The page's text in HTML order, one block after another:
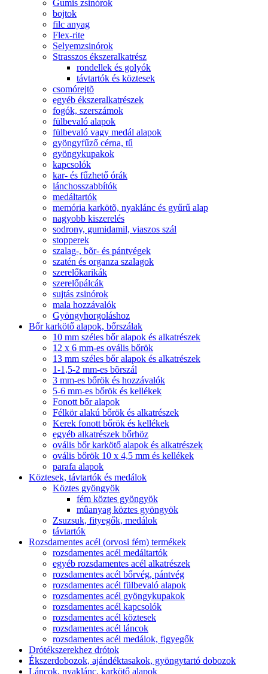
Gumis zsinórok
bojtok
filc anyag
Flex-rite
Selyemzsinórok
Strasszos ékszeralkatrész
rondellek és golyók
távtartók és köztesek
csomórejtõ
egyéb ékszeralkatrészek
fogók, szerszámok
fülbevaló alapok
fülbevaló vagy medál alapok
gyöngyfűző cérna, tű
gyöngykupakok
kapcsolók
kar- és fűzhető órák
lánchosszabbítók
medáltartók
memória karkötõ, nyaklánc és gyűrű alap
nagyobb kiszerelés
sodrony, gumidamil, viaszos szál
stopperek
szalag-, bõr- és pántvégek
szatén és organza szalagok
szerelőkarikák
szerelőpálcák
sujtás zsinórok
mala hozzávalók
Gyöngyhorgoláshoz
Bőr karkötő alapok, bőrszálak
10 mm széles bőr alapok és alkatrészek
12 x 6 mm-es ovális bőrök
13 mm széles bőr alapok és alkatrészek
1-1,5-2 mm-es bõrszál
3 mm-es bőrök és hozzávalók
5-6 mm-es bőrök és kellékek
Fonott bőr alapok
Félkör alakú bőrök és alkatrészek
Kerek fonott bőrök és kellékek
egyéb alkatrészek bőrhöz
ovális bőr karkötő alapok és alkatrészek
ovális bőrök 10 x 4,5 mm és kellékek
parafa alapok
Köztesek, távtartók és medálok
Köztes gyöngyök
fém köztes gyöngyök
mûanyag köztes gyöngyök
Zsuzsuk, fityegők, medálok
távtartók
Rozsdamentes acél (orvosi fém) termékek
rozsdamentes acél medáltartók
egyéb rozsdamentes acél alkatrészek
rozsdamentes acél bőrvég, pántvég
rozsdamentes acél fülbevaló alapok
rozsdamentes acél gyöngykupakok
rozsdamentes acél kapcsolók
rozsdamentes acél köztesek
rozsdamentes acél láncok
rozsdamentes acél medálok, figyegők
Drótékszerekhez drótok
Ékszerdobozok, ajándéktasakok, gyöngytartó dobozok
Láncok, nyaklánc, karkötő alapok